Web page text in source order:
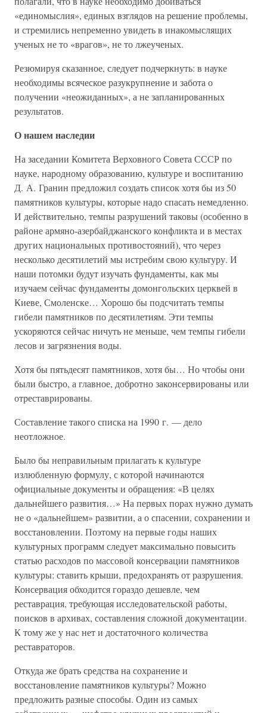
«единомыслия», единых взглядов на решение проблемы,
и стремились непременно увидеть в инакомыслящих
ученых не то «врагов», не то лжеученых.
Резюмируя сказанное, следует подчеркнуть: в науке
необходимы всяческое разукрупнение и забота о
получении «неожиданных», а не запланированных
результатов.
О нашем наследии
На заседании Комитета Верховного Совета СССР по
науке, народному образованию, культуре и воспитанию
Д. А. Гранин предложил создать список хотя бы из 50
памятников культуры, которые надо спасать немедленно.
И действительно, темпы разрушений таковы (особенно в
районе армяно-азербайджанского конфликта и в местах
других национальных противостояний), что через
несколько десятилетий мы истребим свою культуру. И
наши потомки будут изучать фундаменты, как мы
изучаем сейчас фундаменты домонгольских церквей в
Киеве, Смоленске… Хорошо бы подсчитать темпы
гибели памятников по десятилетиям. Эти темпы
ускоряются сейчас ничуть не меньше, чем темпы гибели
лесов и загрязнения воды.
Хотя бы пятьдесят памятников, хотя бы… Но чтобы они
были быстро, а главное, добротно законсервированы или
отреставрированы.
Составление такого списка на 1990 г. — дело
неотложное.
Было бы неправильным прилагать к культуре
излюбленную формулу, с которой начинаются
официальные документы и обращения: «В целях
дальнейшего развития…» На первых порах нужно думать
не о «дальнейшем» развитии, а о спасении, сохранении и
восстановлении. Поэтому на первые годы наших
культурных программ следует максимально повысить
статью расходов по массовой консервации памятников
культуры: ставить крыши, предохранять от разрушения.
Консервация обходится гораздо дешевле, чем
реставрация, требующая исследовательской работы,
поисков в архивах, составления сложной документации.
К тому же у нас нет и достаточного количества
реставраторов.
Откуда же брать средства на сохранение и
восстановление памятников культуры? Можно
предложить разные способы. Один из самых